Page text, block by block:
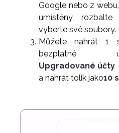
Google nebo z
umístěny,
vyberte své soubory.
Můžete nahrát 1
bezplatné
Upgradované účty
a nahrát tolik jako10